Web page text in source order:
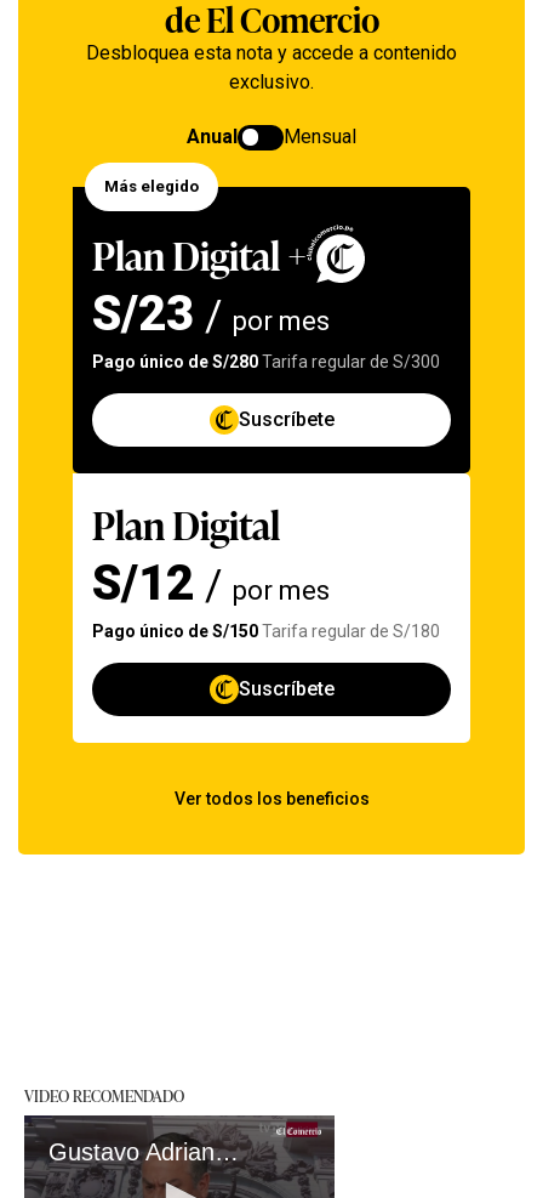
VIDEO RECOMENDADO
Gustavo Adrianzén responde sobre inseguridad